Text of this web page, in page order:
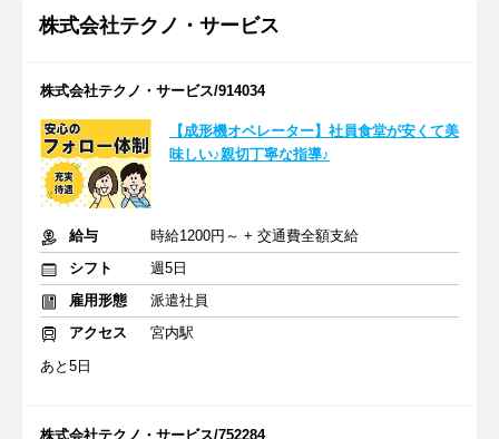
株式会社テクノ・サービス
株式会社テクノ・サービス/914034
【成形機オペレーター】社員食堂が安くて美
味しい♪親切丁寧な指導♪
給与
時給1200円～ + 交通費全額支給
シフト
週5日
雇用形態
派遣社員
アクセス
宮内駅
あと5日
株式会社テクノ・サービス/752284